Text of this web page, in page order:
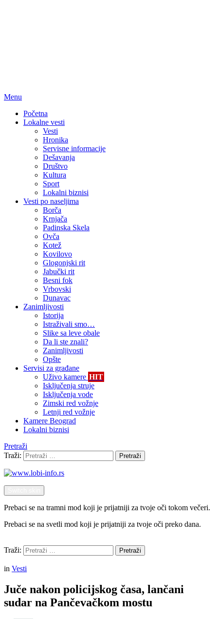
Menu
Početna
Lokalne vesti
Vesti
Hronika
Servisne informacije
Dešavanja
Društvo
Kultura
Sport
Lokalni biznisi
Vesti po naseljima
Borča
Krnjača
Padinska Skela
Ovča
Kotež
Kovilovo
Glogonjski rit
Jabučki rit
Besni fok
Vrbovski
Dunavac
Zanimljivosti
Istorija
Istraživali smo…
Slike sa leve obale
Da li ste znali?
Zanimljivosti
Opšte
Servisi za građane
Uživo kamere HIT
Isključenja struje
Isključenja vode
Zimski red vožnje
Letnji red vožnje
Kamere Beograd
Lokalni biznisi
Pretraži
Traži:
Pretraži
Prebaci se na tramni mod koji je prijatniji za tvoje oči tokom večeri.
Prebaci se na svetli mod koji je prijatniji za tvoje oči preko dana.
Traži:
Pretraži
in Vesti
Juče nakon policijskog časa, lančani
sudar na Pančevačkom mostu